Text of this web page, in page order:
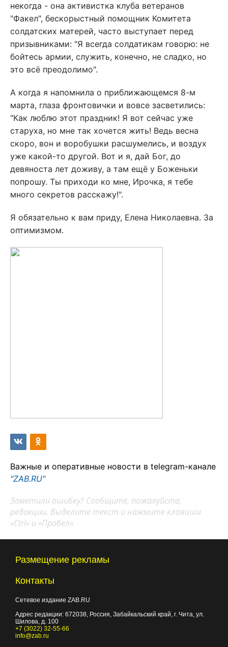
некогда - она активистка клуба ветеранов
"Факел", бескорыстный помощник Комитета
солдатских матерей, часто выступает перед
призывниками: "Я всегда солдатикам говорю: не
бойтесь армии, служить, конечно, не сладко, но
это всё преодолимо".
А когда я напомнила о приближающемся 8-м
марта, глаза фронтовички и вовсе засветились:
"Как люблю этот праздник! Я вот сейчас уже
старуха, но мне так хочется жить! Ведь весна
скоро, вон и воробушки расшумелись, и воздух
уже какой-то другой. Вот и я, дай Бог, до
девяноста лет доживу, а там ещё у Боженьки
попрошу. Ты приходи ко мне, Ирочка, я тебе
много секретов расскажу!".
Я обязательно к вам приду, Елена Николаевна. За
оптимизмом.
Важные и оперативные новости в telegram-канале
"ZAB.RU"
Заметили ошибку? Сообщите, пожалуйста,
редакции. Выделите текст и нажмите клавиши
«Ctrl» и «Пробел»
Размещение рекламы
Контакты
Сетевое издание ZAB.RU
Адрес редакции: 672038, Россия, Забайкальский край, г. Чита, ул.
Шилова, д. 100
+7 (3022) 32-55-66
info@zab.ru